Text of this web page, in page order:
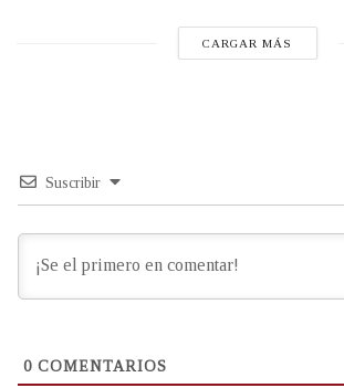
CARGAR MÁS
Suscribir
0 COMENTARIOS